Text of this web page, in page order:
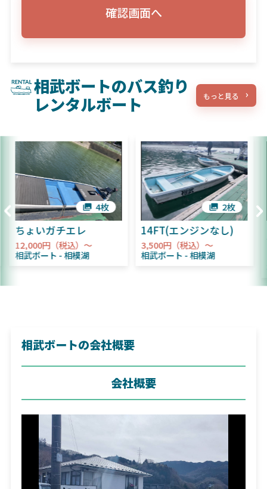
確認画面へ
相武ボートのバス釣り
レンタルボート
もっと見る
ちょいガチエレ
12,000円（税込）～
相武ボート 相模湖
4枚
14FT(エンジンなし)
3,500円（税込）～
相武ボート 相模湖
2枚
相武ボートの会社概要
会社概要